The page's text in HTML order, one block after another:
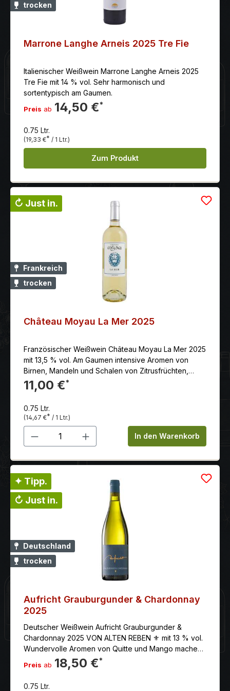
trocken
Marrone Langhe Arneis 2025 Tre Fie
Italienischer Weißwein Marrone Langhe Arneis 2025
Tre Fie mit 14 % vol. Sehr harmonisch und
sortentypisch am Gaumen.
Preis ab 14,50 €*
0.75 Ltr.
(19,33 €* / 1 Ltr.)
Zum Produkt
↻ Just in.
Frankreich
trocken
Château Moyau La Mer 2025
Französischer Weißwein Château Moyau La Mer 2025
mit 13,5 % vol. Am Gaumen intensive Aromen von
Birnen, Mandeln und Schalen von Zitrusfrüchten,
verbunden mit einem angenehmen Finish von weißem
Pfeffer.
11,00 €*
0.75 Ltr.
(14,67 €* / 1 Ltr.)
Produkt Anzahl: Gib denIn den Warenkorb
✦ Tipp.
↻ Just in.
Deutschland
trocken
Aufricht Grauburgunder & Chardonnay
2025
Deutscher Weißwein Aufricht Grauburgunder &
Chardonnay 2025 VON ALTEN REBEN ⚜ mit 13 % vol.
Wundervolle Aromen von Quitte und Mango machen
diesen Wein zu einem sinnlichen Trinkvergnügen.
Grauburgunder bringt Körper, Chardonnay die
Preis ab 18,50 €*
0.75 Ltr.